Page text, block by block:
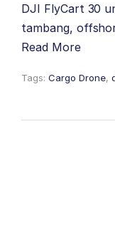
DJI FlyCart 30
tambang,
Read More
Tags: Cargo Drone,